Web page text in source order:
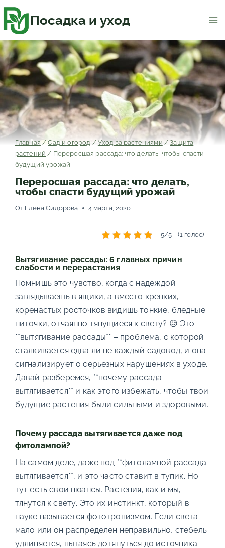
содержимомуПосадка и уход
Главная / Сад и огород / Уход за растениями / Защита
растений / Переросшая рассада: что делать, чтобы спасти
будущий урожай
Переросшая рассада: что делать,
чтобы спасти будущий урожай
От Елена Сидорова 4 марта, 2020
5/5 - (1 голос)
Вытягивание рассады: 6 главных причин
слабости и перерастания
Помнишь это чувство, когда с надеждой
заглядываешь в ящики, а вместо крепких,
коренастых росточков видишь тонкие, бледные
ниточки, отчаянно тянущиеся к свету? 😥 Это
**вытягивание рассады** – проблема, с которой
сталкивается едва ли не каждый садовод, и она
сигнализирует о серьезных нарушениях в уходе.
Давай разберемся, **почему рассада
вытягивается** и как этого избежать, чтобы твои
будущие растения были сильными и здоровыми.
Почему рассада вытягивается даже под
фитолампой?
На самом деле, даже под **фитолампой рассада
вытягивается**, и это часто ставит в тупик. Но
тут есть свои нюансы. Растения, как и мы,
тянутся к свету. Это их инстинкт, который в
науке называется фототропизмом. Если света
мало или он распределен неправильно, стебель
удлиняется, пытаясь дотянуться до источника.